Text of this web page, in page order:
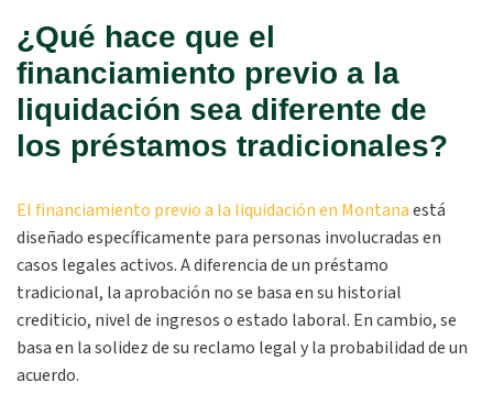
¿Qué hace que el
financiamiento previo a la
liquidación sea diferente de
los préstamos tradicionales?
El financiamiento previo a la liquidación en Montanaestá
diseñado específicamente para personas involucradas en
casos legales activos. A diferencia de un préstamo
tradicional, la aprobación no se basa en su historial
crediticio, nivel de ingresos o estado laboral. En cambio, se
basa en la solidez de su reclamo legal y la probabilidad de un
acuerdo.